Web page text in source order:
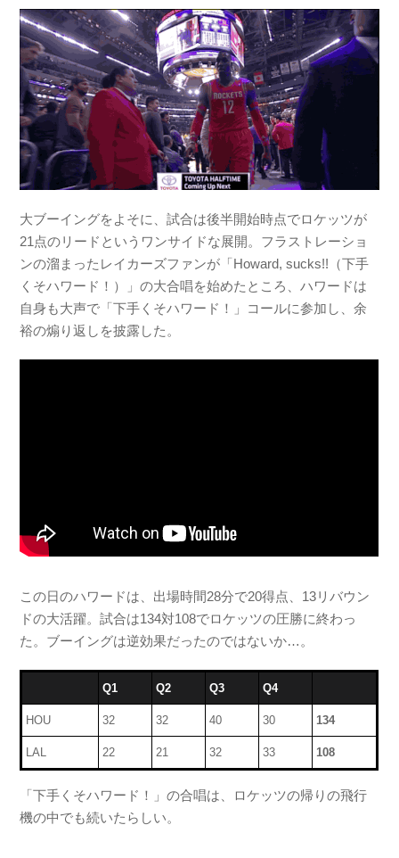
大ブーイングをよそに、試合は後半開始時点でロケッツが
21点のリードというワンサイドな展開。フラストレーショ
ンの溜まったレイカーズファンが「Howard, sucks!!（下手
くそハワード！）」の大合唱を始めたところ、ハワードは
自身も大声で「下手くそハワード！」コールに参加し、余
裕の煽り返しを披露した。
この日のハワードは、出場時間28分で20得点、13リバウン
ドの大活躍。試合は134対108でロケッツの圧勝に終わっ
た。ブーイングは逆効果だったのではないか…。
Q1 Q2 Q3 Q4
HOU 32 32 40 30 134
LAL 22 21 32 33 108
「下手くそハワード！」の合唱は、ロケッツの帰りの飛行
機の中でも続いたらしい。